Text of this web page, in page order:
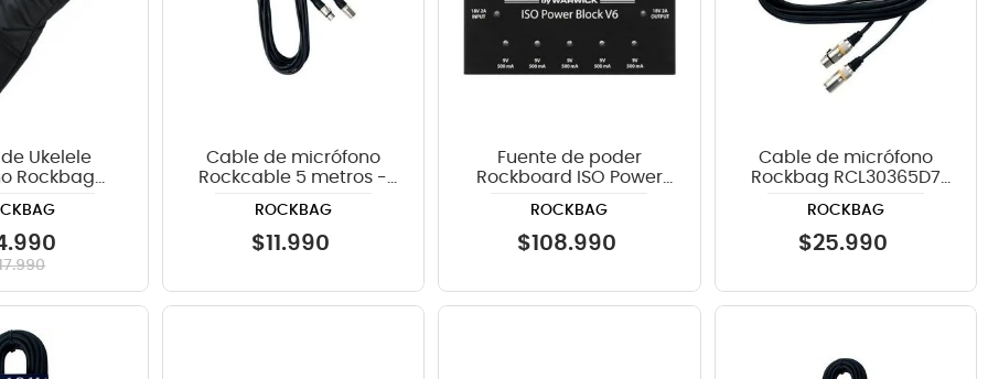
Ukelele
Rockbag
.990
.990
Cable de micrófono
Rockcable 5 metros -
ROCKBAG
$11 .990
Fuente de poder
Rockboard ISO Power
ROCKBAG
$108.990
Cable de micrófono
Rockbag RCL30365D7
ROCKBAG
$25.990